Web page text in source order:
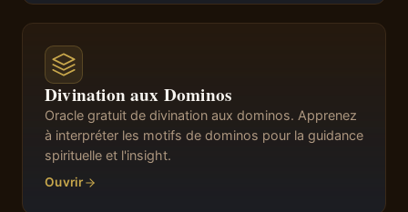
Divination aux Dominos
Oracle gratuit de divination aux dominos. Apprenez
à interpréter les motifs de dominos pour la guidance
spirituelle et l'insight.
Ouvrir